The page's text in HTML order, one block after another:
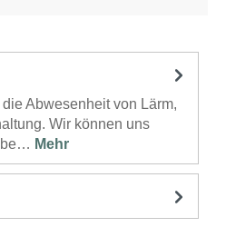
Abwesenheit von Lärm,
Wir können uns
be… Mehr